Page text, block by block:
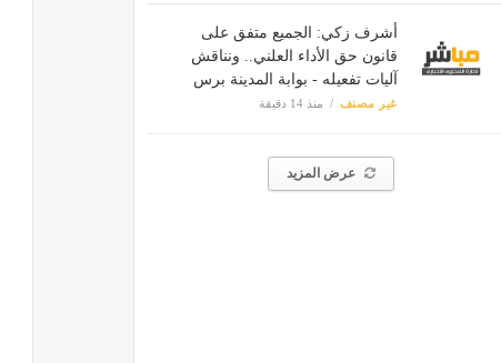
أشرف زكي: الجميع متفق على
قانون حق الأداء العلني.. ونناقش
آليات تفعيله - بوابة المدينة برس
غير مصنف منذ 14 دقيقة
عرض المزيد